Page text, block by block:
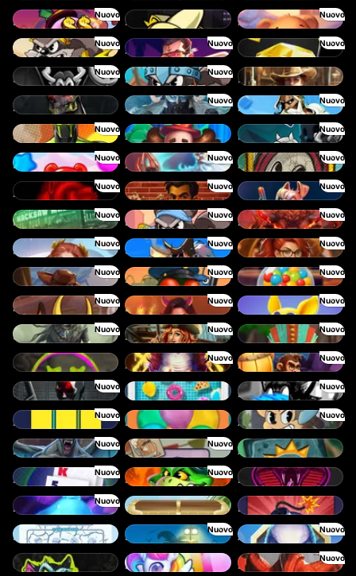
Nuovo
Danny Dollar FRKN Bananas
Nuovo
Xmas Drop
Nuovo
Le Zeus
Nuovo
Miami Mayhem
Nuovo
The Luxe
Nuovo
SixSixSix
Nuovo
Le Viking 2 Wild 2 Die
Hand of Anubis
Nuovo
Stormforged
Nuovo
Zeus Ze Zecond
Nuovo
Spinman Dork Unit
Nuovo
Pray For Six
Nuovo
Power Pops
Nuovo
Eternal Duel
Nuovo
Book Of Time
Nuovo
Death Becomes You
Nuovo
The Jack & Rose
Nuovo
The Crime File
Nuovo
Nitro Nights
Nuovo
Le Hooligan
Nuovo
Darkside Prairie: Magical Beast
Nuovo
Rise of Fortuna
Nuovo
3 Cursed Chests: Hold & Win
Nuovo
Gearlab Genius
Nuovo
Great Game Rockies
Nuovo
Buzz Patrol
Nuovo
Gobstopper Grind
Nuovo
Red Rascal
Nuovo
Demon Queen
Nuovo
Magic Piggy OG
Nuovo
Sand and Ashes
Nuovo
Bonnie's Buccaneers
Nuovo
Tikitopia BoosterBelt
Chaos Crew
Nuovo
Klowns
Nuovo
Barrel Bonanza
Nuovo
Cash Crew Cash Pool
Nuovo
Beam Boys
Nuovo
Blocks Balloons
Nuovo
Amazing Miceketeers
Nuovo
Bloodthirst
Nuovo
Benny The Beer Aztec Twist
Nuovo
Baccarat
Nuovo
Blaze Buddies Born Wild
Nuovo
Bouncy Bombs Cash Compass Boxes
Break the Ice
Nuovo
Beast Below
Nuovo
Alpha Eagle
Chaos Crew Scratch Double Rainbow
Nuovo
Dragon's Domain